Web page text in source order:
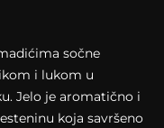
sočne
i lukom u
Jelo je aromatično i
koja savršeno